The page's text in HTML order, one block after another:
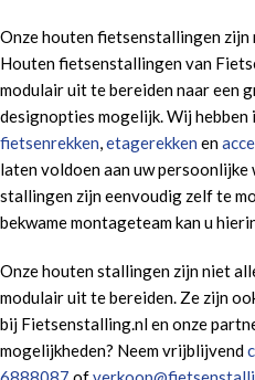
Onze houten fietsenstallingen
Houten fietsenstallingen van
modulair uit te bereiden naar een
designopties mogelijk. Wij
fietsenrekken,etagerekken en
laten voldoen aan uw persoonlijke
stallingen zijn eenvoudig zelf te
bekwame montageteam kan u
Onze houten stallingen zijn niet
modulair uit te bereiden. Ze zijn
bij Fietsenstalling.nl en onze
mogelijkheden? Neem vrijblijvend